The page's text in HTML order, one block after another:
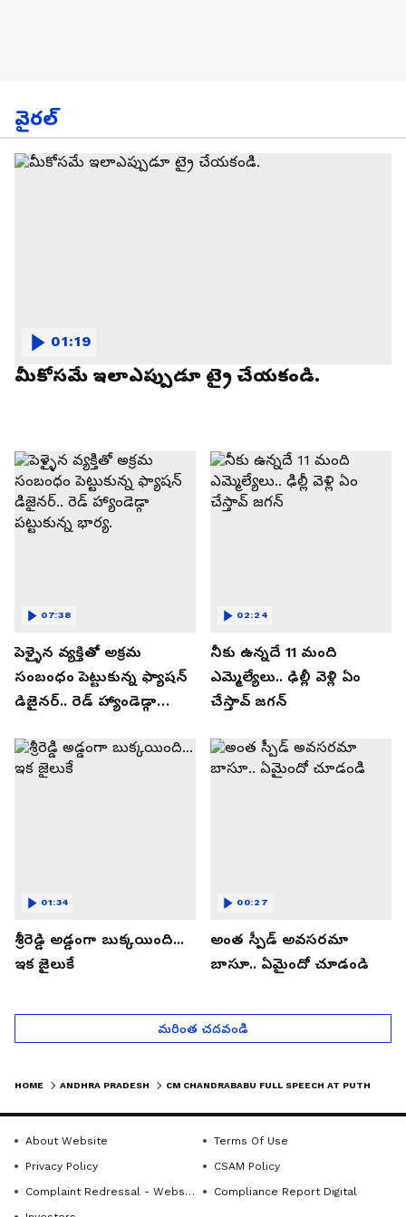
వైరల్
మీకోసమే ఇలాఎప్పుడూ ట్రై చేయకండి.
01:19
పెళ్ళైన వ్యక్తితో అక్రమ
సంబంధం పెట్టుకున్న ఫ్యాషన్
డిజైనర్.. రెడ్ హ్యాండెడ్గా
07:38
నీకు ఉన్నదే 11 మంది
ఎమ్మెల్యేలు.. ఢిల్లీ వెళ్లి ఏం
చేస్తావ్ జగన్
02:24
శ్రీరెడ్డి అడ్డంగా బుక్కయింది...
ఇక జైలుకే
01:34
అంత స్పీడ్ అవసరమా
బాసూ.. ఏమైందో చూడండి
00:27
మరింత చదవండి
HOME ANDHRA PRADESH
About Website
Terms Of Use
Privacy Policy
CSAM Policy
Complaint Redressal - Website
Compliance Report Digital